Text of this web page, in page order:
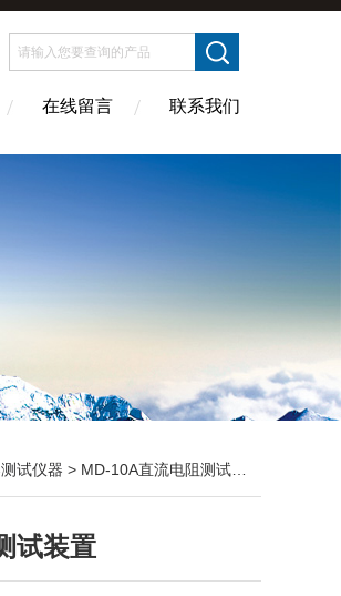
在线留言 联系我们
试仪器 > MD-10A直流电阻测试装置
试装置